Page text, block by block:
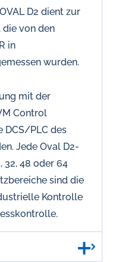
D2 dient zur
von den
in
wurden.
mit der
Control
DCS/PLC des
Jede Oval D2-
32, 48 oder 64
sind die
Kontrolle